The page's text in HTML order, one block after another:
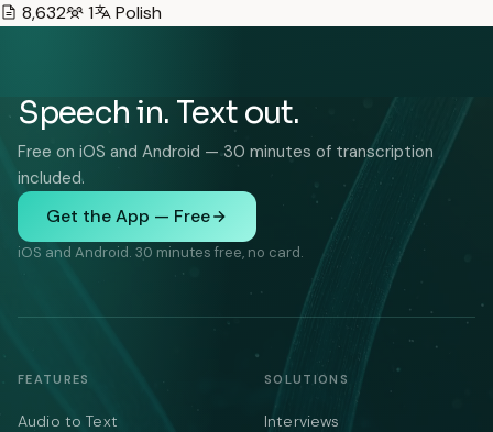
8,632
1 Polish
Speech in. Text out.
Free on iOS and Android — 30 minutes of transcription
included.
Get the App — Free
iOS and Android. 30 minutes free, no card.
FEATURES
Audio to Text
SOLUTIONS
Interviews